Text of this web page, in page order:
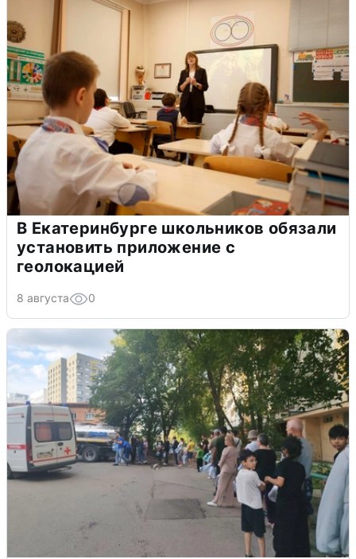
В Екатеринбурге школьников обязали
установить приложение с
геолокацией
8 августа 0